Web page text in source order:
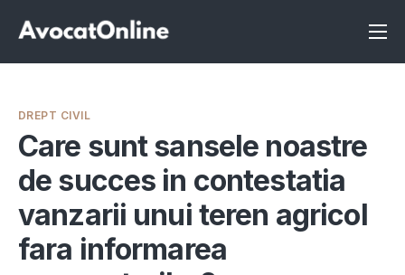
Înscrie-te ca avocat
Servicii
Despre noi
Programeaza consultanta
Intrebari
DREPT CIVIL
Care sunt sansele noastre
de succes in contestatia
vanzarii unui teren agricol
fara informarea